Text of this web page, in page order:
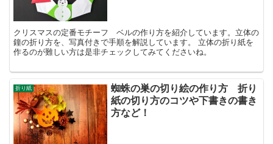
クリスマスの定番モチーフ ベルの作り方を紹介しています。立体の
鐘の折り方を、写真付きで手順を解説しています。 立体の折り紙を
作るのが難しい方は是非チェックしてみてくださいね。
折り紙
蜘蛛の巣の切り絵の作り方 折り
紙の切り方のコツや下書きの書き
方など！